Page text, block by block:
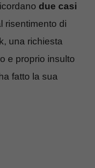
due casi
risentimento di
una richiesta
e proprio insulto
fatto la sua